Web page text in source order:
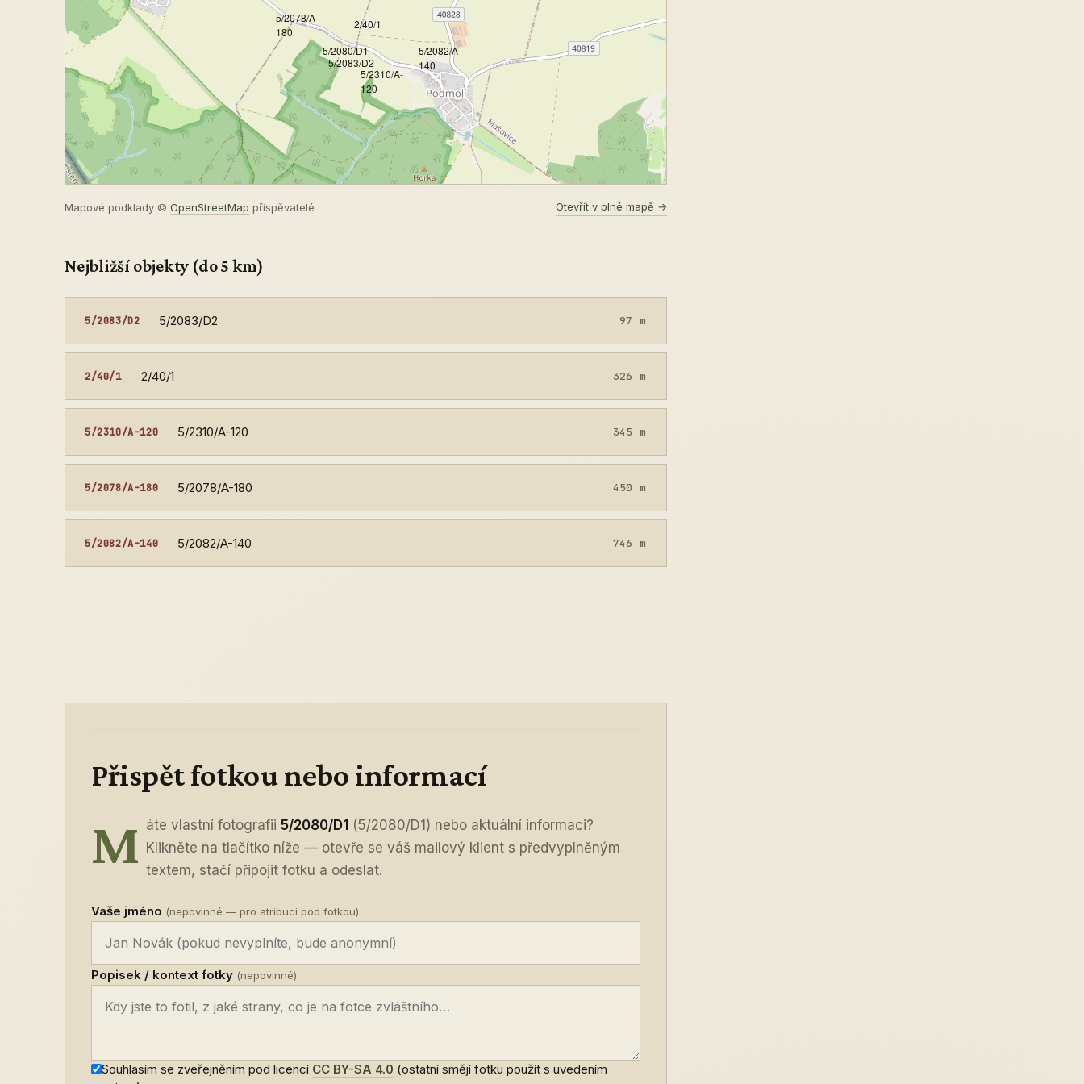
5/2080/D1
5/2083/D2
2/40/1
5/2310/A-
120
5/2078/A-
180
5/2082/A-
140
Mapové podklady © OpenStreetMap přispěvatelé Otevřít v plné mapě →
Nejbližší objekty (do 5 km)
5/2083/D2 5/2083/D2 97 m
2/40/1 2/40/1 326 m
5/2310/A-120 5/2310/A-120 345 m
5/2078/A-180 5/2078/A-180 450 m
5/2082/A-140 5/2082/A-140 746 m
Přispět fotkou nebo informací
M áte vlastní fotografii5/2080/D1 (5/2080/D1) nebo aktuální informaci?
Klikněte na tlačítko níže — otevře se váš mailový klient s předvyplněným
textem, stačí připojit fotku a odeslat.
Vaše jméno (nepovinné — pro atribuci pod fotkou)
Popisek / kontext fotky (nepovinné)
Souhlasím se zveřejněním pod licencí CC BY-SA 4.0 (ostatní smějí fotku použít s uvedením